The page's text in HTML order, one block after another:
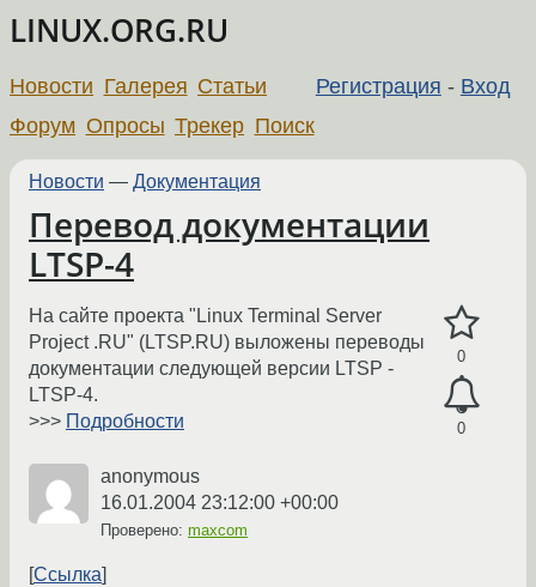
LINUX.ORG.RU
Регистрация - Вход
Новости Галерея Статьи
Форум Опросы Трекер Поиск
Новости — Документация
Перевод документации
LTSP-4
0
0
На сайте проекта "Linux Terminal Server
Project .RU" (LTSP.RU) выложены переводы
документации следующей версии LTSP -
LTSP-4.
>>> Подробности
anonymous
16.01.2004 23:12:00 +00:00
Проверено: maxcom
Ссылка